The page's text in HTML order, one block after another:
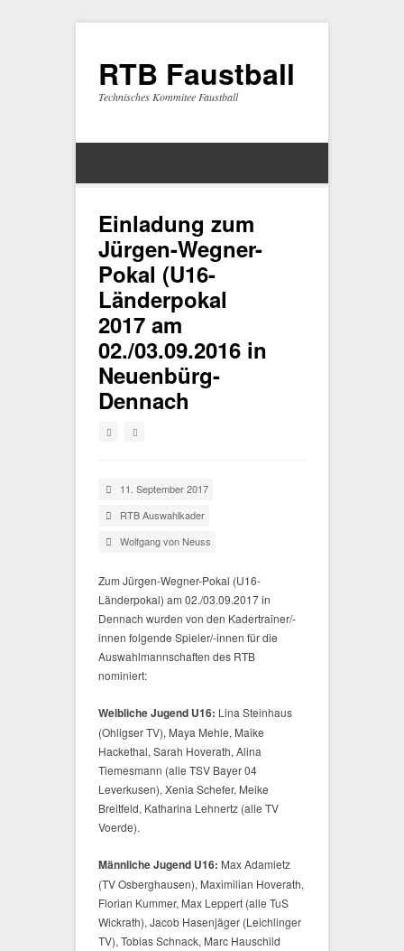
RTB Faustball
Technisches Kommitee Faustball
Einladung zum
Jürgen-Wegner-
Pokal (U16-
Länderpokal
2017 am
02./03.09.2016 in
Neuenbürg-
Dennach
11. September 2017
RTB Auswahlkader
Wolfgang von Neuss
Zum Jürgen-Wegner-Pokal (U16-
Länderpokal) am 02./03.09.2017 in
Dennach wurden von den Kadertrainer/-
innen folgende Spieler/-innen für die
Auswahlmannschaften des RTB
nominiert:
Weibliche Jugend U16: Lina Steinhaus
(Ohligser TV), Maya Mehle, Maike
Hackethal, Sarah Hoverath, Alina
Tiemesmann (alle TSV Bayer 04
Leverkusen), Xenia Schefer, Meike
Breitfeld, Katharina Lehnertz (alle TV
Voerde).
Männliche Jugend U16: Max Adamietz
(TV Osberghausen), Maximilian Hoverath,
Florian Kummer, Max Leppert (alle TuS
Wickrath), Jacob Hasenjäger (Leichlinger
TV), Tobias Schnack, Marc Hauschild